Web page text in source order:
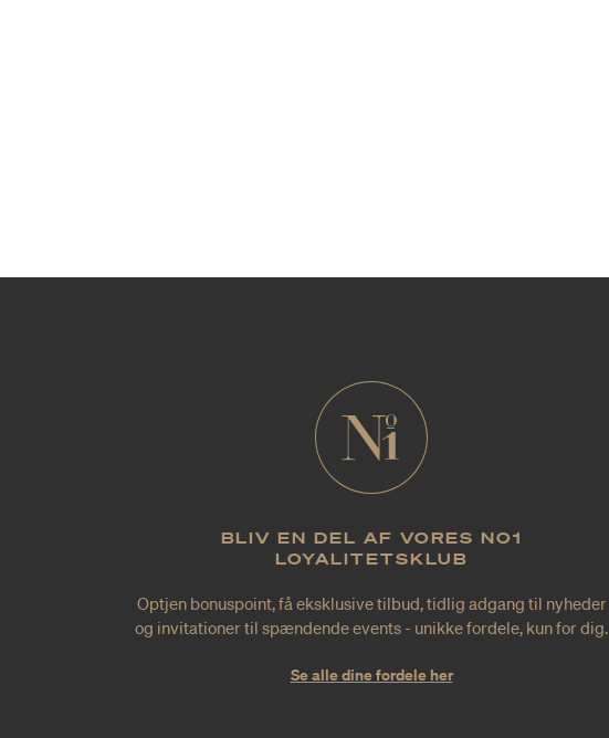
BLIV EN DEL AF VORES NO1
LOYALITETSKLUB
Optjen bonuspoint, få eksklusive tilbud, tidlig adgang til nyheder
og invitationer til spændende events - unikke fordele, kun for dig.
Se alle dine fordele her